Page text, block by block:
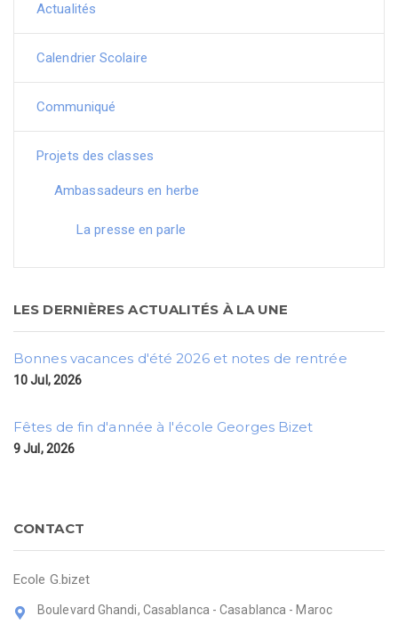
Actualités
Calendrier Scolaire
Communiqué
Projets des classes
Ambassadeurs en herbe
La presse en parle
LES DERNIÈRES ACTUALITÉS À LA UNE
Bonnes vacances d'été 2026 et notes de rentrée
10 Jul, 2026
Fêtes de fin d'année à l'école Georges Bizet
9 Jul, 2026
CONTACT
Ecole G.bizet
Boulevard Ghandi, Casablanca - Casablanca - Maroc